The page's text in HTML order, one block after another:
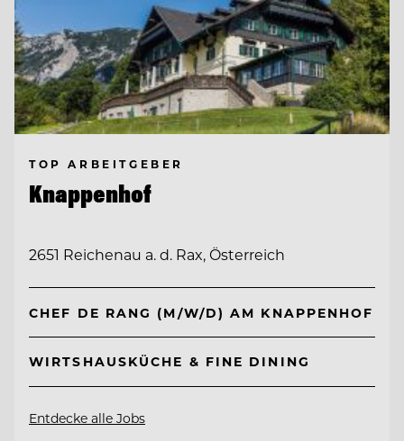
TOP ARBEITGEBER
Knappenhof
2651 Reichenau a. d. Rax, Österreich
CHEF DE RANG (M/W/D) AM KNAPPENHOF
WIRTSHAUSKÜCHE & FINE DINING
Entdecke alle Jobs